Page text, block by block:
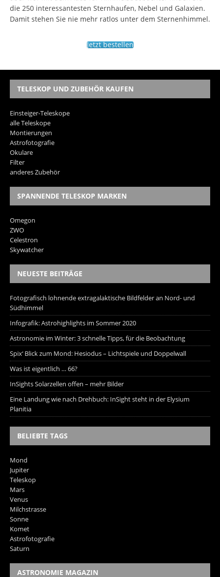
die 250 interessantesten Sternhaufen, Nebel und Galaxien.
Damit stehen Sie nie mehr ratlos unter dem Sternenhimmel.
Jetzt bestellen
TELESKOP UND ZUBEHÖR KAUFEN
Einsteiger-Teleskope
alle Teleskope
Montierungen
Astrofotografie
Okulare
Filter
anderes Zubehör
SPANNENDE TELESKOP MARKEN
Omegon
ZWO
Celestron
Skywatcher
NEUESTE BEITRÄGE
Fotografisch lohnende extragalaktische Bildfelder an Nord- und
Südhimmel
Infografik: Astrohighlights im Sommer 2020
Astronomie im Winter: 3 schnelle Tipps, für die Beobachtung
Spix‘ Blick zum Mond: Hesiodus – Lichtspiele und Doppelwall
Was ist eigentlich … 66?
InSights Solarzellen offen – mehr Bilder
Eine Landung wie nach Drehbuch: InSight steht in der Elysium
Planitia
BELIEBTE TAGS
Mond
Jupiter
Teleskop
Mars
Venus
Milchstrasse
Sonne
Komet
Astrofotografie
Saturn
ASTRONOMIE MAGAZIN